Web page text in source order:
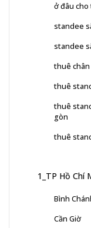
ở đâu
standee
standee
thuê
thuê
thuê
gòn
thuê
1_TP Hồ Chí
Bình
Cần Giờ